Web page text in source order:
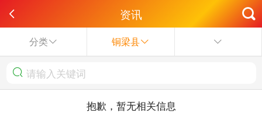
资讯
分类 铜梁县
抱歉，暂无相关信息